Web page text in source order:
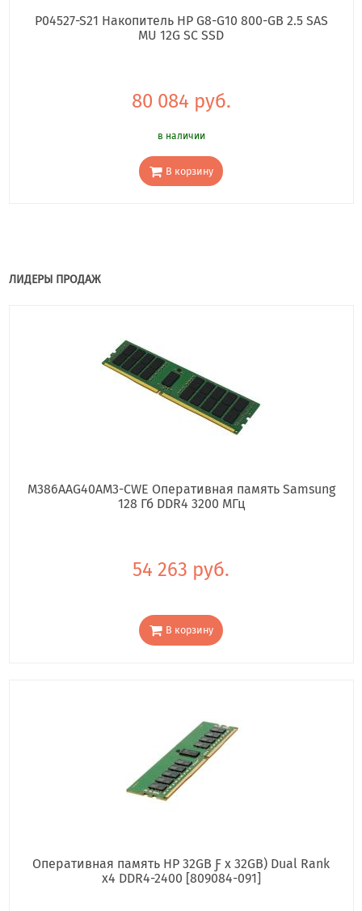
P04527-S21 Накопитель HP G8-G10 800-GB 2.5 SAS
MU 12G SC SSD
80 084 руб.
в наличии
В корзину
ЛИДЕРЫ ПРОДАЖ
M386AAG40AM3-CWE Оперативная память Samsung
128 Гб DDR4 3200 МГц
54 263 руб.
В корзину
Оперативная память HP 32GB Ƒ x 32GB) Dual Rank
x4 DDR4-2400 [809084-091]